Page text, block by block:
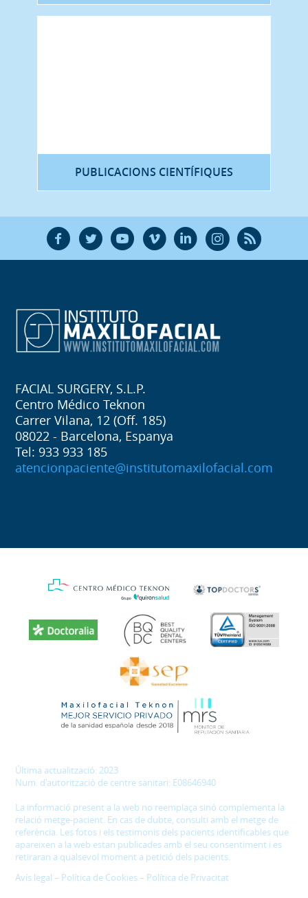
PUBLICACIONS CIENTÍFIQUES
F T Y V L Ñ R
FACIAL SURGERY, S.L.P.
Centro Médico Teknon
Carrer Vilana, 12 (Off. 185)
08022 - Barcelona, Espanya
Tel: 933 933 185
atencionpaciente@institutomaxilofacial.com
Última actualització: 2023
Num. d'autorització de centre sanitari: E08646940
La informació present a la web no reemplaça sinó complementa la
relació metge-pacient. En cas de dubte, consulti amb el metge de
referència. Les fotos i els testimonis dels pacients identificables que
apareixen a la web estan publicades amb el seu consentiment i es
retiraran a qualsevol moment a petició dels pacients.
Avís legal – Política de Cookies– Política de Privacitat